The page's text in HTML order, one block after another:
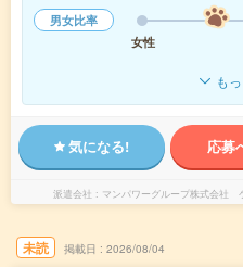
男女比率
女性
も
気になる! 応募
派遣会社 マンパワーグループ株式会社
未読 掲載日 2026/08/04